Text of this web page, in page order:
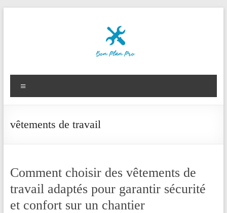
Le
Bon
Plan
des
Pros
vêtements de travail
Comment choisir des vêtements de
travail adaptés pour garantir sécurité
et confort sur un chantier